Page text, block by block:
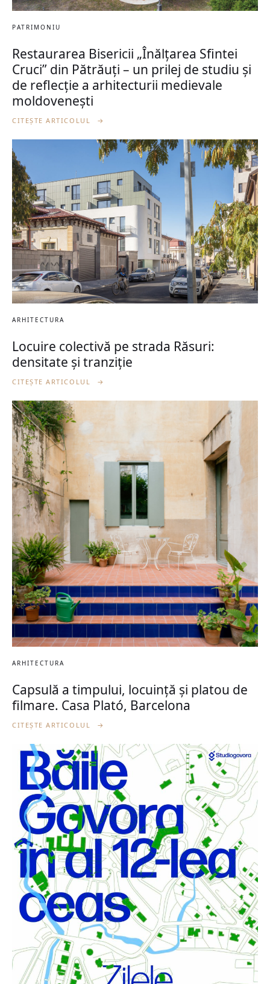
PATRIMONIU
Restaurarea Bisericii „Înălțarea Sfintei
Cruci” din Pătrăuți – un prilej de studiu și
de reflecție a arhitecturii medievale
moldovenești
CITEȘTE ARTICOLUL →
ARHITECTURA
Locuire colectivă pe strada Răsuri:
densitate și tranziție
CITEȘTE ARTICOLUL →
ARHITECTURA
Capsulă a timpului, locuință și platou de
filmare. Casa Plató, Barcelona
CITEȘTE ARTICOLUL →